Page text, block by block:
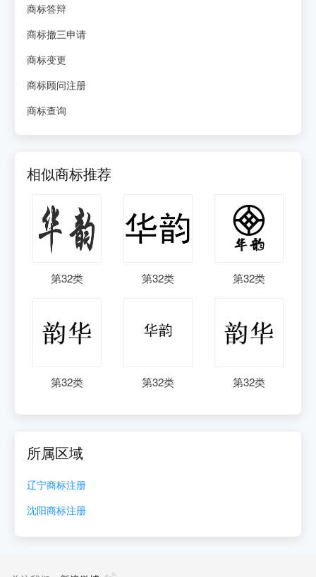
商标答辩
商标撤三申请
商标变更
商标顾问注册
商标查询
相似商标推荐
第32类 第32类 第32类
第32类 第32类 第32类
所属区域
辽宁商标注册
沈阳商标注册